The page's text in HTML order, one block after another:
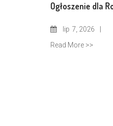
Ogłoszenie dla
lip 7, 2026
Read More >>